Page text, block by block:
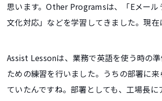
思います。Other Programsは、「Eメー
文化対応」などを学習してきました。現
Assist Lessonは、業務で英語を使う時の
ための練習を行いました。うちの部署に
ていたんですね。部署としても、工場長